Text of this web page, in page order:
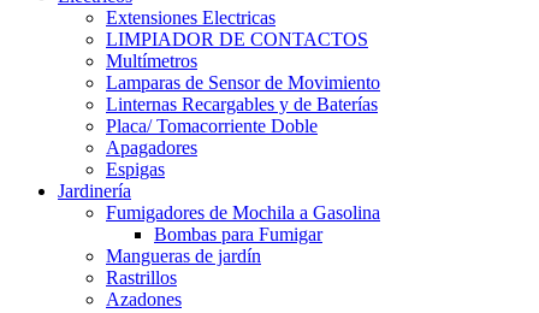
Extensiones Electricas
LIMPIADOR DE CONTACTOS
Multímetros
Lamparas de Sensor de Movimiento
Linternas Recargables y de Baterías
Placa/ Tomacorriente Doble
Apagadores
Espigas
Jardinería
Fumigadores de Mochila a Gasolina
Bombas para Fumigar
Mangueras de jardín
Rastrillos
Azadones